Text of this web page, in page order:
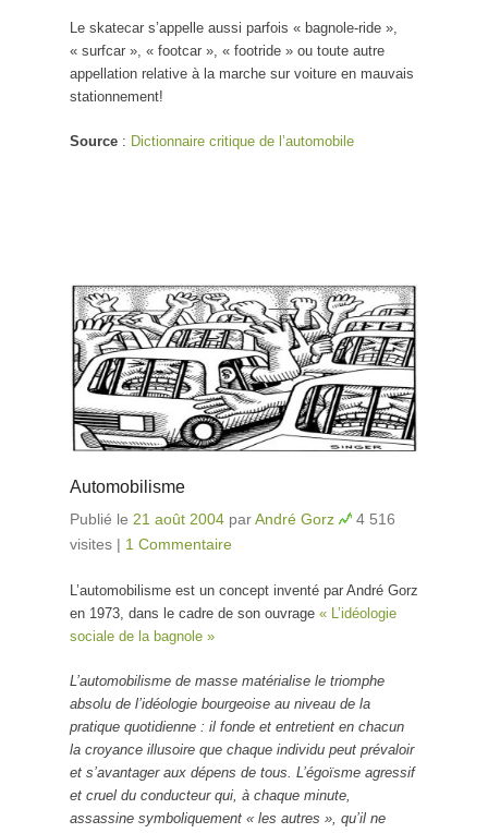
Le skatecar s’appelle aussi parfois « bagnole-ride »,
« surfcar », « footcar », « footride » ou toute autre
appellation relative à la marche sur voiture en mauvais
stationnement!
Source : Dictionnaire critique de l’automobile
Automobilisme
Publié le 21 août 2004 parAndré Gorz
4 516
visites | 1 Commentaire
L’automobilisme est un concept inventé par André Gorz
en 1973, dans le cadre de son ouvrage « L’idéologie
sociale de la bagnole »
L’automobilisme de masse matérialise le triomphe
absolu de l’idéologie bourgeoise au niveau de la
pratique quotidienne : il fonde et entretient en chacun
la croyance illusoire que chaque individu peut prévaloir
et s’avantager aux dépens de tous. L’égoïsme agressif
et cruel du conducteur qui, à chaque minute,
assassine symboliquement « les autres », qu’il ne